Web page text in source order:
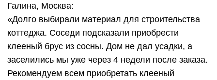
Галина, Москва:
«Долго выбирали материал для строительства
коттеджа. Соседи подсказали приобрести
клееный брус из сосны. Дом не дал усадки, а
заселились мы уже через 4 недели после заказа.
Рекомендуем всем приобретать клееный